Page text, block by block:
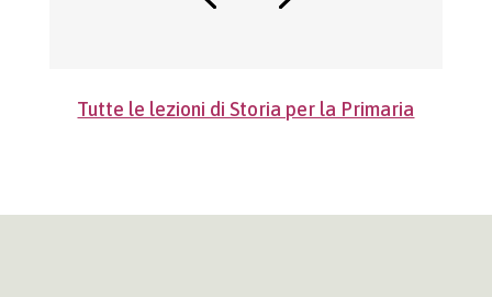
Tutte le lezioni di Storia per la Primaria